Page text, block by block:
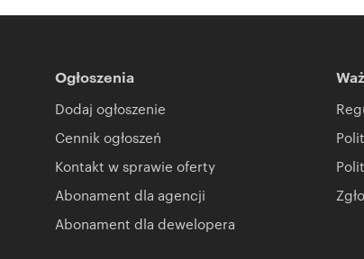
Ogłoszenia
Dodaj ogłoszenie
Cennik ogłoszeń
Kontakt w sprawie oferty
Abonament dla agencji
Abonament dla dewelopera